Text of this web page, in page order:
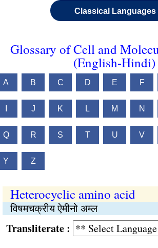
Classical Languages
Glossary of Cell and
(English-Hindi)
A B C D E F
J K L M N
Q R S T U V
Y Z
Heterocyclic amino acid
विषमचक्रीय ऐमीनो अम्ल
: